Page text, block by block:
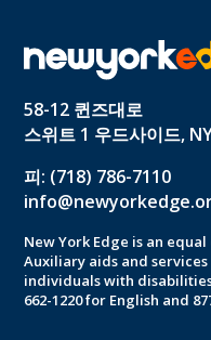
58-12 퀸즈대로
스위트 1 우드사이드,
피: (718) 786-7110
New York Edge is an
Auxiliary aids and
individuals with
662-1220 for English and